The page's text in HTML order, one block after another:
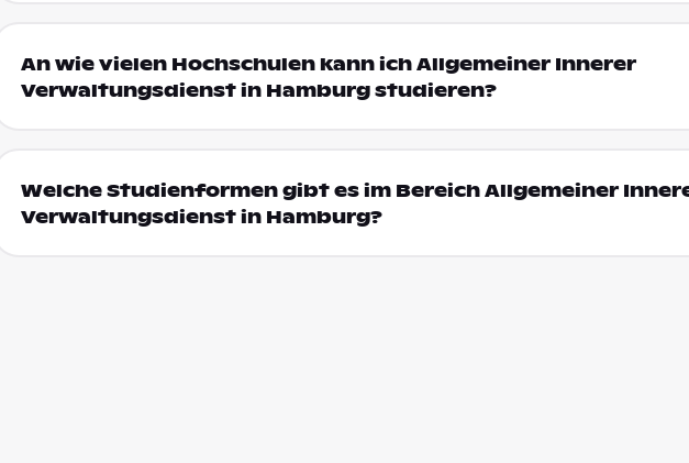
An wie vielen Hochschulen kann ich Allgemeiner Innerer
Verwaltungsdienst in Hamburg studieren?
Welche Studienformen gibt es im Bereich Allgemeiner
Verwaltungsdienst in Hamburg?